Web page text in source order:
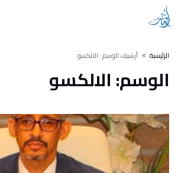
‫الرئيسية‬ ‫أرشيف الوسم :‬ الالكسو
الوسم: الالكسو